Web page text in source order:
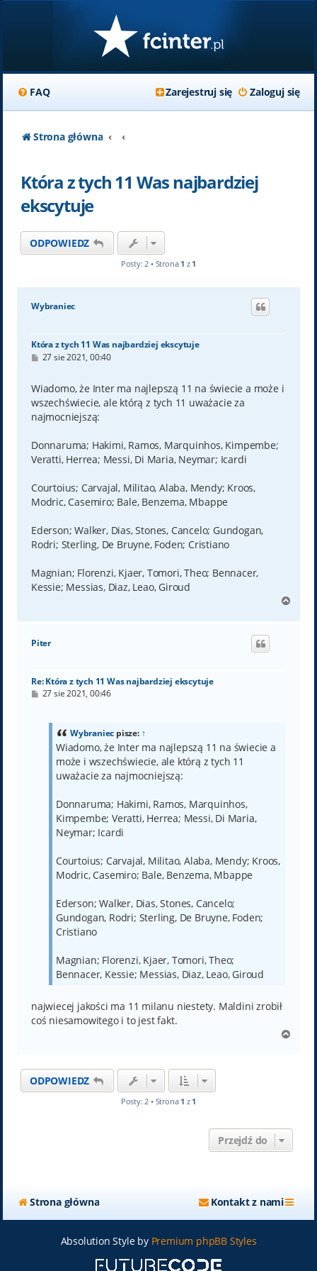
FAQ Zaloguj się
Zarejestruj się
Strona główna
Która z tych 11 Was najbardziej
ekscytuje
ODPOWIEDZ
Posty: 2 • Strona 1 z 1
Wybraniec
Która z tych 11 Was najbardziej ekscytuje
P
t
27 sie 2021, 00:40
Wiadomo, że Inter ma najlepszą 11 na świecie a może i
wszechświecie, ale którą z tych 11 uważacie za
najmocniejszą:
Donnaruma; Hakimi, Ramos, Marquinhos, Kimpembe;
Veratti, Herrea; Messi, Di Maria, Neymar; Icardi
Courtoius; Carvajal, Militao, Alaba, Mendy; Kroos,
Modric, Casemiro; Bale, Benzema, Mbappe
Ederson; Walker, Dias, Stones, Cancelo; Gundogan,
Rodri; Sterling, De Bruyne, Foden; Cristiano
Magnian; Florenzi, Kjaer, Tomori, Theo; Bennacer,
Kessie; Messias, Diaz, Leao, Giroud
g
Piter
Re: Która z tych 11 Was najbardziej ekscytuje
P27 sie 2021, 00:46
Wybraniec pisze: ↑
Wiadomo, że Inter ma najlepszą 11 na świecie a
może i wszechświecie, ale którą z tych 11
uważacie za najmocniejszą:
Donnaruma; Hakimi, Ramos, Marquinhos,
Kimpembe; Veratti, Herrea; Messi, Di Maria,
Neymar; Icardi
Courtoius; Carvajal, Militao, Alaba, Mendy; Kroos,
Modric, Casemiro; Bale, Benzema, Mbappe
Ederson; Walker, Dias, Stones, Cancelo;
Gundogan, Rodri; Sterling, De Bruyne, Foden;
Cristiano
Magnian; Florenzi, Kjaer, Tomori, Theo;
Bennacer, Kessie; Messias, Diaz, Leao, Giroud
najwiecej jakości ma 11 milanu niestety. Maldini zrobił
coś niesamowitego i to jest fakt.
ODPOWIEDZ
Posty: 2 • Strona 1 z 1
Przejdź do
Strona główna Kontakt z nami
Absolution Style by Premium phpBB Styles